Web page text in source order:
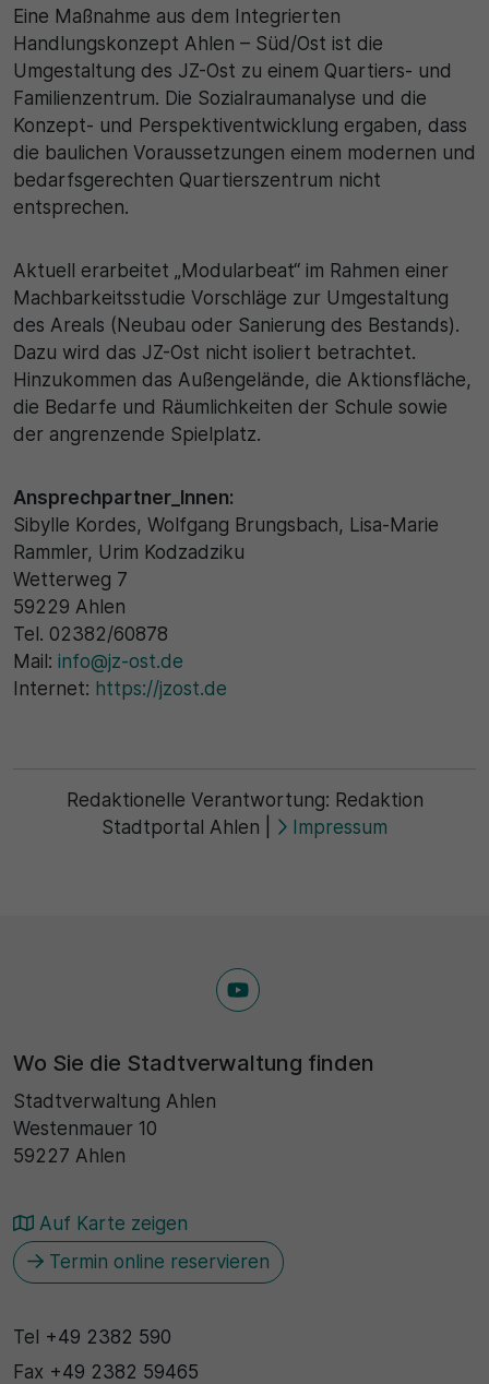
Eine Maßnahme aus dem Integrierten
Handlungskonzept Ahlen – Süd/Ost ist die
Umgestaltung des JZ-Ost zu einem Quartiers- und
Familienzentrum. Die Sozialraumanalyse und die
Konzept- und Perspektiventwicklung ergaben, dass
die baulichen Voraussetzungen einem modernen und
bedarfsgerechten Quartierszentrum nicht
entsprechen.
Aktuell erarbeitet „Modularbeat“ im Rahmen einer
Machbarkeitsstudie Vorschläge zur Umgestaltung
des Areals (Neubau oder Sanierung des Bestands).
Dazu wird das JZ-Ost nicht isoliert betrachtet.
Hinzukommen das Außengelände, die Aktionsfläche,
die Bedarfe und Räumlichkeiten der Schule sowie
der angrenzende Spielplatz.
Ansprechpartner_Innen:
Sibylle Kordes, Wolfgang Brungsbach, Lisa-Marie
Rammler, Urim Kodzadziku
Wetterweg 7
59229 Ahlen
Tel. 02382/60878
Mail: info@jz-ost.de
Internet: https://jzost.de
Redaktionelle Verantwortung: Redaktion
Stadtportal Ahlen
Impressum
Wo Sie die Stadtverwaltung finden
Stadtverwaltung Ahlen
Westenmauer 10
59227 Ahlen
Auf Karte zeigen
Termin online reservieren
Tel +49 2382 590
Fax +49 2382 59465